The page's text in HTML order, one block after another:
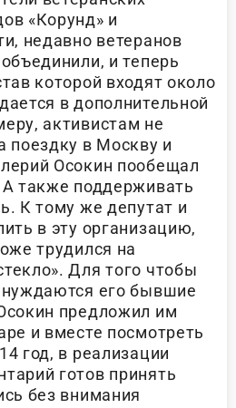
«Корунд» и
недавно ветеранов
и теперь
которой входят около
в дополнительной
активистам не
поездку в Москву и
Осокин пообещал
также поддерживать
К тому же депутат и
в эту организацию,
трудился на
Для того чтобы
его бывшие
предложил им
и вместе посмотреть
год, в реализации
готов принять
без внимания